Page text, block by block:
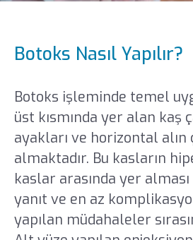
Botoks Nasıl Yapılır?
Botoks işleminde temel
üst kısmında yer alan kaş
ayakları ve horizontal
almaktadır. Bu kasların
kaslar arasında yer
yanıt ve en az
yapılan müdahaleler